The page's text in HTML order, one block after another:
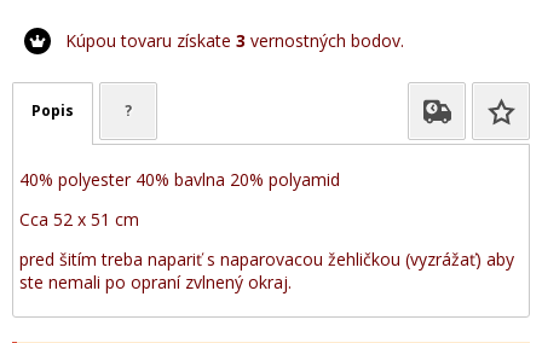
Kúpou tovaru získate 3 vernostných bodov.
Popis ?
40% polyester 40% bavlna 20% polyamid
Cca 52 x 51 cm
pred šitím treba napariť s naparovacou žehličkou (vyzrážať) aby
ste nemali po opraní zvlnený okraj.